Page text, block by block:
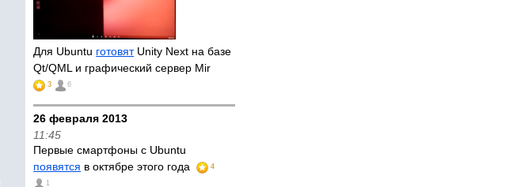
Для Ubuntu готовятUnity Next на базе
Qt/QML и графический сервер Mir
3 6
26 февраля 2013
11:45
Первые смартфоны с Ubuntu
появятся в октябре этого года 4
1